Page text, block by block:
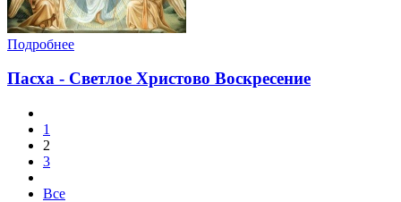
Подробнее
Пасха - Светлое Христово Воскресение
1
2
3
Все